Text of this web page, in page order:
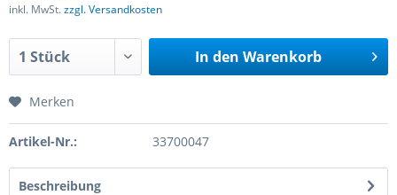
inkl. MwSt.zzgl. Versandkosten
In den Warenkorb
Merken
Artikel-Nr.: 33700047
Beschreibung